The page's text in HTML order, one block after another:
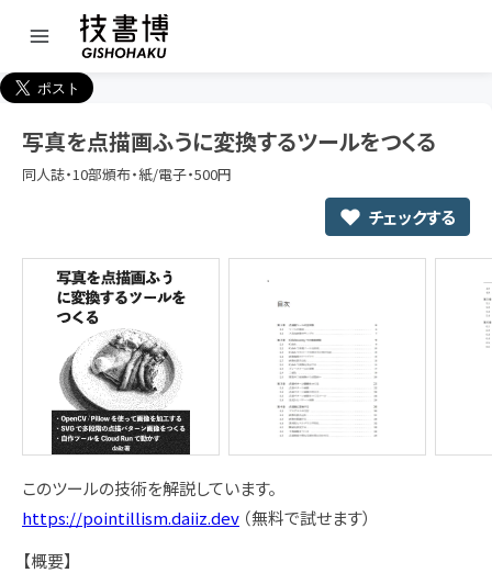
写真を点描画ふうに変換するツールをつくる
同人誌・10部頒布・紙/電子・500円
チェックする
このツールの技術を解説しています。
https://pointillism.daiiz.dev （無料で試せます）
【概要】